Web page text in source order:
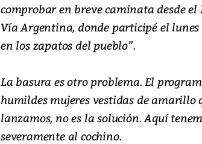
comprobar en breve caminata desde
Vía Argentina, donde participé el
en los zapatos del pueblo”.
La basura es otro problema. El
humildes mujeres vestidas de amarillo
lanzamos, no es la solución. Aquí
severamente al cochino.